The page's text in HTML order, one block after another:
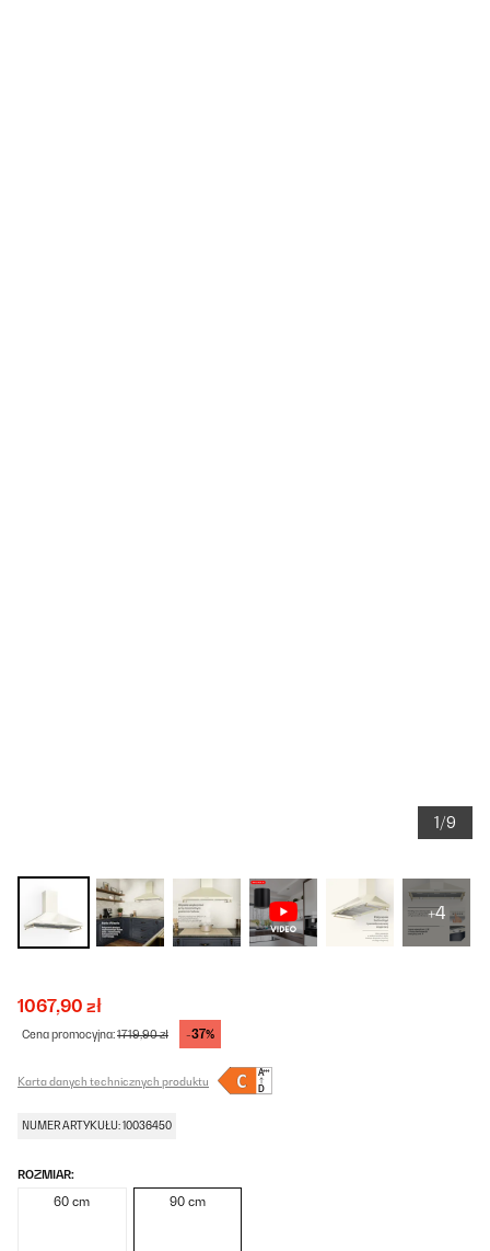
1/9
+4
1067,90 zł
Cena promocyjna:1719,90 zł -37%
Karta danych technicznych produktu
NUMER ARTYKUŁU: 10036450
ROZMIAR:
60 cm 90 cm